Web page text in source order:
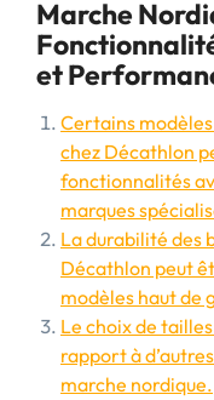
Marche
et
Certains
chez Décathlon
fonctionnalités
marques
La durabilité des
Décathlon peut
modèles haut de
Le choix de
rapport à
marche nordique.